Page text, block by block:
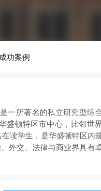
成功案例
一所著名的私立研究型综
盛顿特区市中心，比邻世
读学生，是华盛顿特区内
外交、法律与商业界具有